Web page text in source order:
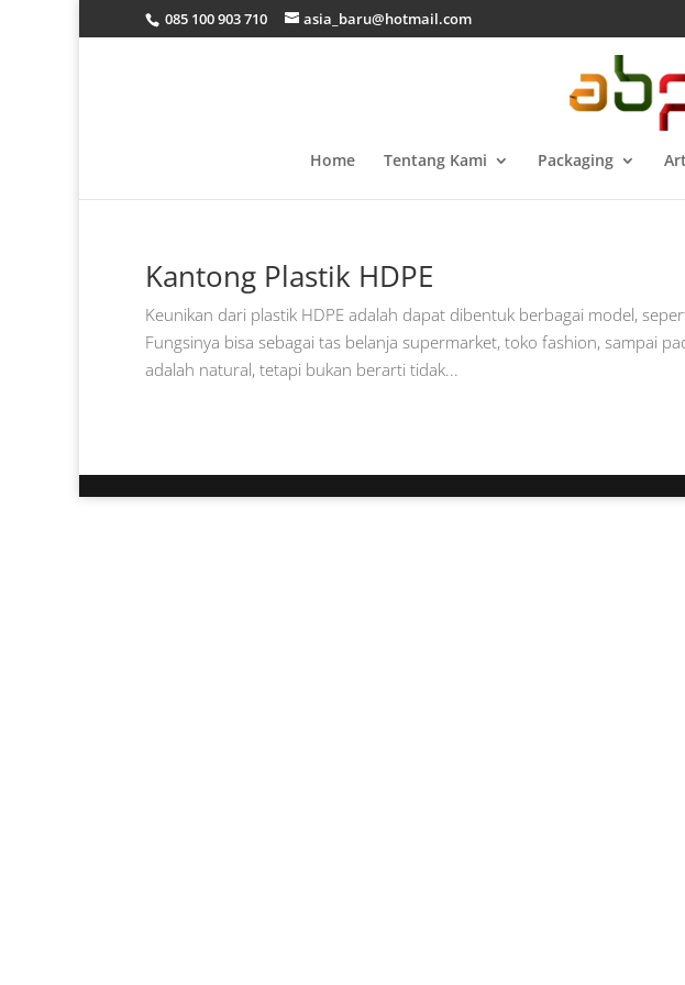
085 100 903 710 asia_baru@hotmail.com
Home Tentang Kami Packaging
Kantong Plastik HDPE
Keunikan dari plastik HDPE adalah dapat dibentuk berbagai model,
Fungsinya bisa sebagai tas belanja supermarket, toko fashion, sampai
adalah natural, tetapi bukan berarti tidak...